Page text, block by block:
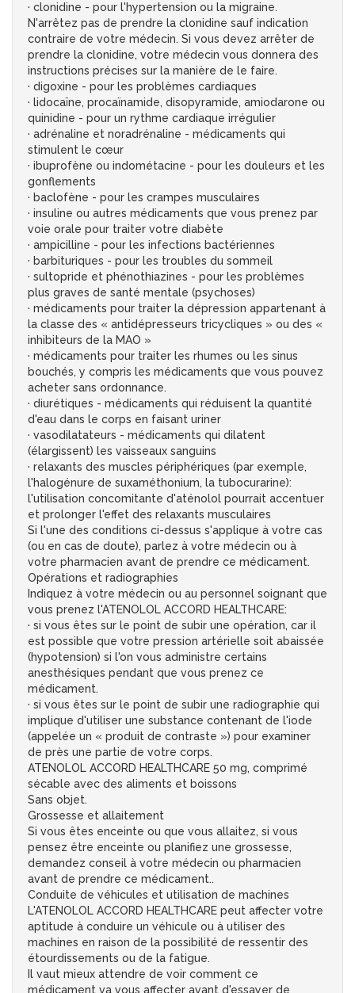
· clonidine - pour l'hypertension ou la migraine.
N'arrêtez pas de prendre la clonidine sauf indication
contraire de votre médecin. Si vous devez arrêter de
prendre la clonidine, votre médecin vous donnera des
instructions précises sur la manière de le faire.
· digoxine - pour les problèmes cardiaques
· lidocaïne, procaïnamide, disopyramide, amiodarone ou
quinidine - pour un rythme cardiaque irrégulier
· adrénaline et noradrénaline - médicaments qui
stimulent le cœur
· ibuprofène ou indométacine - pour les douleurs et les
gonflements
· baclofène - pour les crampes musculaires
· insuline ou autres médicaments que vous prenez par
voie orale pour traiter votre diabète
· ampicilline - pour les infections bactériennes
· barbituriques - pour les troubles du sommeil
· sultopride et phénothiazines - pour les problèmes
plus graves de santé mentale (psychoses)
· médicaments pour traiter la dépression appartenant à
la classe des « antidépresseurs tricycliques » ou des «
inhibiteurs de la MAO »
· médicaments pour traiter les rhumes ou les sinus
bouchés, y compris les médicaments que vous pouvez
acheter sans ordonnance.
· diurétiques - médicaments qui réduisent la quantité
d'eau dans le corps en faisant uriner
· vasodilatateurs - médicaments qui dilatent
(élargissent) les vaisseaux sanguins
· relaxants des muscles périphériques (par exemple,
l'halogénure de suxaméthonium, la tubocurarine):
l'utilisation concomitante d'aténolol pourrait accentuer
et prolonger l'effet des relaxants musculaires
Si l'une des conditions ci-dessus s'applique à votre cas
(ou en cas de doute), parlez à votre médecin ou à
votre pharmacien avant de prendre ce médicament.
Opérations et radiographies
Indiquez à votre médecin ou au personnel soignant que
vous prenez l'ATENOLOL ACCORD HEALTHCARE:
· si vous êtes sur le point de subir une opération, car il
est possible que votre pression artérielle soit abaissée
(hypotension) si l'on vous administre certains
anesthésiques pendant que vous prenez ce
médicament.
· si vous êtes sur le point de subir une radiographie qui
implique d'utiliser une substance contenant de l'iode
(appelée un « produit de contraste ») pour examiner
de près une partie de votre corps.
ATENOLOL ACCORD HEALTHCARE 50 mg, comprimé
sécable avec des aliments et boissons
Sans objet.
Grossesse et allaitement
Si vous êtes enceinte ou que vous allaitez, si vous
pensez être enceinte ou planifiez une grossesse,
demandez conseil à votre médecin ou pharmacien
avant de prendre ce médicament..
Conduite de véhicules et utilisation de machines
L'ATENOLOL ACCORD HEALTHCARE peut affecter votre
aptitude à conduire un véhicule ou à utiliser des
machines en raison de la possibilité de ressentir des
étourdissements ou de la fatigue.
Il vaut mieux attendre de voir comment ce
médicament va vous affecter avant d'essayer de